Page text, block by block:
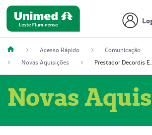
Acesso Rápido
Comunicação
Novas Aquisições
Prestador Decordis
Novas